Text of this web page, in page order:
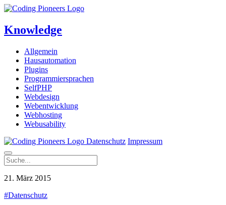
Knowledge
Allgemein
Hausautomation
Plugins
Programmiersprachen
SelfPHP
Webdesign
Webentwicklung
Webhosting
Webusability
Datenschutz Impressum
21. März 2015
#Datenschutz